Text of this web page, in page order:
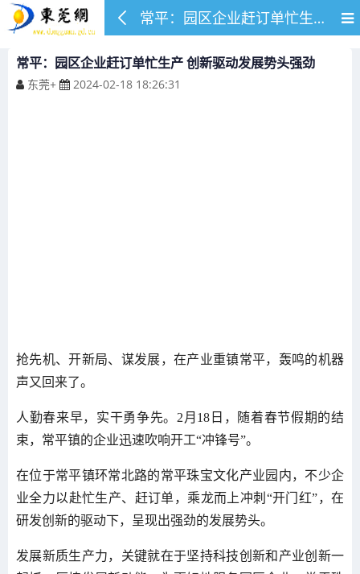
常平：园区企业赶订单忙生产 创新驱动发展势头强劲
常平：园区企业赶订单忙生产 创新驱动发展势头强劲
东莞+ 2024-02-18 18:26:31
抢先机、开新局、谋发展，在产业重镇常平，轰鸣的机器
声又回来了。
人勤春来早，实干勇争先。2月18日，随着春节假期的结
束，常平镇的企业迅速吹响开工“冲锋号”。
在位于常平镇环常北路的常平珠宝文化产业园内，不少企
业全力以赴忙生产、赶订单，乘龙而上冲刺“开门红”，在
研发创新的驱动下，呈现出强劲的发展势头。
发展新质生产力，关键就在于坚持科技创新和产业创新一